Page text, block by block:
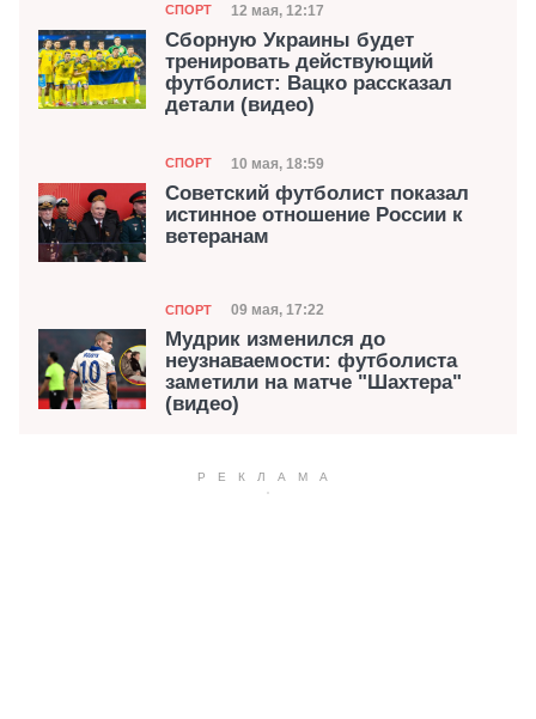
Категория
СПОРТ Дата публикации
12 мая, 12:17
Сборную Украины будет
тренировать действующий
футболист: Вацко рассказал
детали (видео)
Категория
СПОРТ Дата публикации
10 мая, 18:59
Советский футболист показал
истинное отношение России к
ветеранам
Категория
СПОРТ Дата публикации
09 мая, 17:22
Мудрик изменился до
неузнаваемости: футболиста
заметили на матче "Шахтера"
(видео)